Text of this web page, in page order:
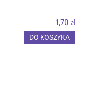
1,70 zł
DO KOSZYKA